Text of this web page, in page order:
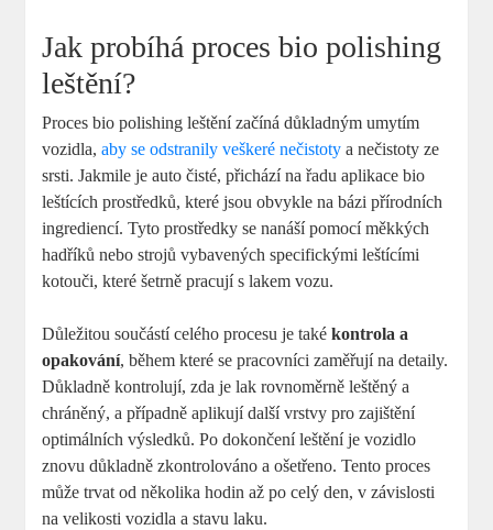
Jak probíhá proces bio polishing
leštění?
Proces bio polishing leštění začíná důkladným umytím
vozidla,aby se odstranily veškeré nečistoty a nečistoty ze
srsti. Jakmile je auto čisté, přichází na řadu aplikace bio
leštících prostředků, které jsou obvykle na bázi přírodních
ingrediencí. Tyto prostředky se nanáší pomocí měkkých
hadříků nebo strojů vybavených specifickými leštícími
kotouči, které šetrně pracují s lakem vozu.
Důležitou součástí celého procesu je takékontrola a
opakování, během které se pracovníci zaměřují na detaily.
Důkladně kontrolují, zda je lak rovnoměrně leštěný a
chráněný, a případně aplikují další vrstvy pro zajištění
optimálních výsledků. Po dokončení leštění je vozidlo
znovu důkladně zkontrolováno a ošetřeno. Tento proces
může trvat od několika hodin až po celý den, v závislosti
na velikosti vozidla a stavu laku.